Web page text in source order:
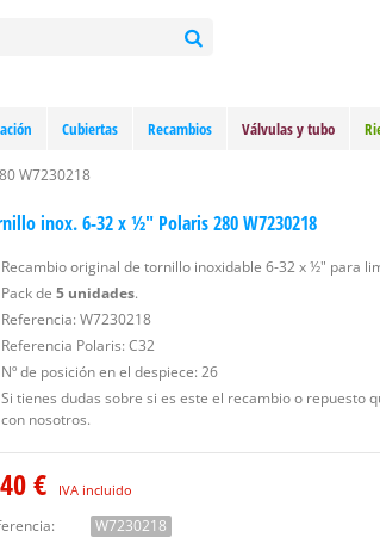
Cubiertas Recambios Válvulas y tubo
W7230218
inox. 6-32 x ½" Polaris 280 W7230218
Recambio original de tornillo inoxidable 6-32 x ½" para
Pack de 5 unidades.
Referencia: W7230218
Referencia Polaris: C32
Nº de posición en el despiece: 26
Si tienes dudas sobre si es este el recambio o repuesto
con nosotros.
€ IVA incluido
W7230218